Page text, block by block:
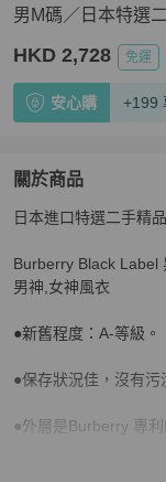
男M碼／日本特選
HKD 2,728 免運
安心購 +199
關於商品
關於男M碼／日本
日本進口特選二手精品
Burberry Black Label
男神,女神風衣
●新舊程度：A-等級。
●保存狀況佳，沒有污
●外層是Burberry 專
●內層有菱格紋保暖